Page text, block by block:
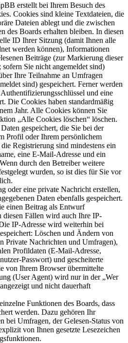
erstellt bei Ihrem Besuch des
Cookies sind kleine Textdateien, die
Dateien ablegt und die zwischen
des Boards erhalten bleiben. In diesen
ID Ihrer Sitzung (damit Ihnen alle
werden können), Informationen
Beiträge (zur Markierung dieser
sofern Sie nicht angemeldet sind)
Ihre Teilnahme an Umfragen
sind) gespeichert. Ferner werden
und eine
Die Cookies haben standardmäßig
Jahr. Alle Cookies können Sie
„Alle Cookies löschen“ löschen.
gespeichert, die Sie bei der
Profil oder Ihrem persönlichem
Registrierung sind mindestens ein
eine E-Mail-Adresse und ein
durch den Betreiber weitere
wurden, so ist dies für Sie vor
oder eine private Nachricht erstellen,
Daten ebenfalls gespeichert.
einen Beitrag als Entwurf
diesen Fällen wird auch Ihre IP-
IP-Adresse wird weiterhin bei
Löschen und Ändern von
Private Nachrichten und Umfragen),
Profildaten (E-Mail-Adresse,
Passwort) und gescheiterte
von Ihrem Browser übermittelte
(User Agent) wird nur in der „Wer
und nicht dauerhaft
Funktionen des Boards, dass
werden. Dazu gehören Ihr
bei Umfragen, der Gelesen-Status von
von Ihnen gesetzte Lesezeichen